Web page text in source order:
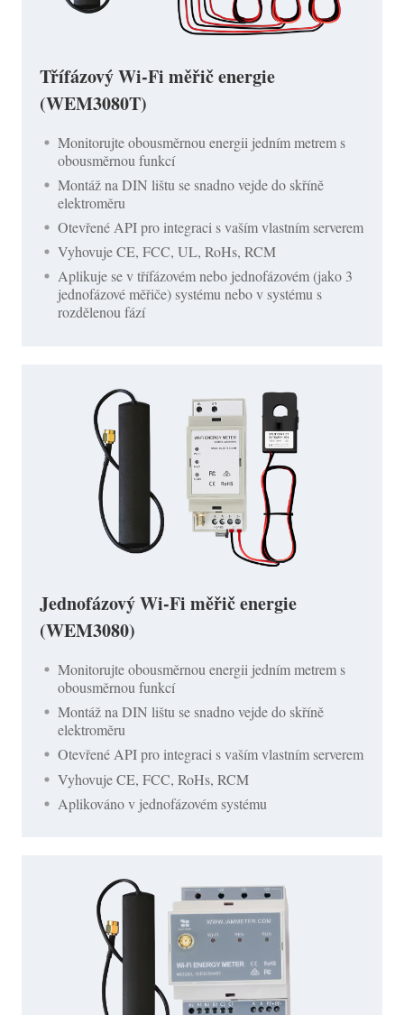
Třífázový Wi-Fi měřič energie
(WEM3080T)
Monitorujte obousměrnou energii jedním metrem s
obousměrnou funkcí
Montáž na DIN lištu se snadno vejde do skříně
elektroměru
Otevřené API pro integraci s vaším vlastním serverem
Vyhovuje CE, FCC, UL, RoHs, RCM
Aplikuje se v třífázovém nebo jednofázovém (jako 3
jednofázové měřiče) systému nebo v systému s
rozdělenou fází
Jednofázový Wi-Fi měřič energie
(WEM3080)
Monitorujte obousměrnou energii jedním metrem s
obousměrnou funkcí
Montáž na DIN lištu se snadno vejde do skříně
elektroměru
Otevřené API pro integraci s vaším vlastním serverem
Vyhovuje CE, FCC, RoHs, RCM
Aplikováno v jednofázovém systému